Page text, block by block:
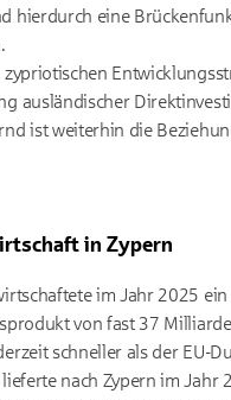
hierdurch eine
zypriotischen
ausländischer
ist weiterhin die
in Zypern
im Jahr 2025 ein
von fast 37
schneller als der EU-
nach Zypern im Jahr